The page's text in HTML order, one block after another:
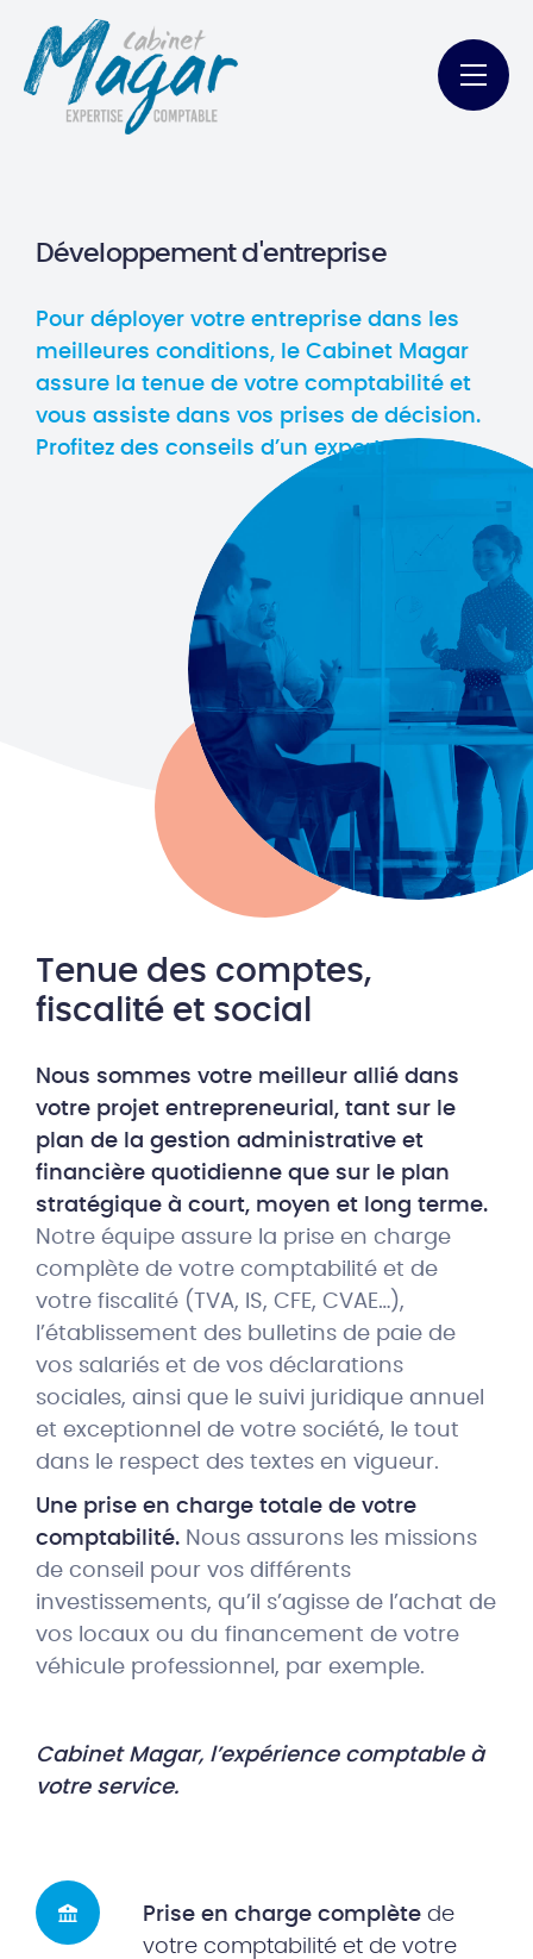
Développement d'entreprise
Pour déployer votre entreprise dans les
meilleures conditions, le Cabinet Magar
assure la tenue de votre comptabilité et
vous assiste dans vos prises de décision.
Profitez des conseils d’un expert.
Tenue des comptes,
fiscalité et social
Nous sommes votre meilleur allié dans
votre projet entrepreneurial, tant sur le
plan de la gestion administrative et
financière quotidienne que sur le plan
stratégique à court, moyen et long terme.
Notre équipe assure la prise en charge
complète de votre comptabilité et de
votre fiscalité (TVA, IS, CFE, CVAE…),
l’établissement des bulletins de paie de
vos salariés et de vos déclarations
sociales, ainsi que le suivi juridique annuel
et exceptionnel de votre société, le tout
dans le respect des textes en vigueur.
Une prise en charge totale de votre
comptabilité. Nous assurons les missions
de conseil pour vos différents
investissements, qu’il s’agisse de l’achat de
vos locaux ou du financement de votre
véhicule professionnel, par exemple.
Cabinet Magar, l’expérience comptable à
votre service.
Prise en charge complète de
votre comptabilité et de votre